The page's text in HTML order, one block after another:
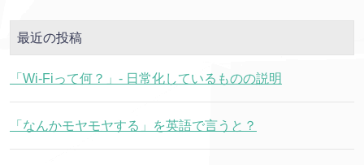
最近の投稿
「Wi-Fiって何？」- 日常化しているものの説明
「なんかモヤモヤする」を英語で言うと？